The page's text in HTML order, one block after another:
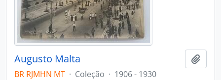
Augusto Malta
BR RJMHN MT · Coleção · 1906 - 1930